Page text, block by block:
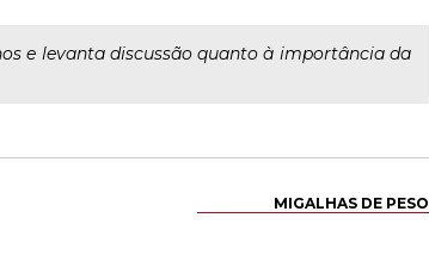
e levanta discussão quanto à importância da
MIGALHAS DE PESO